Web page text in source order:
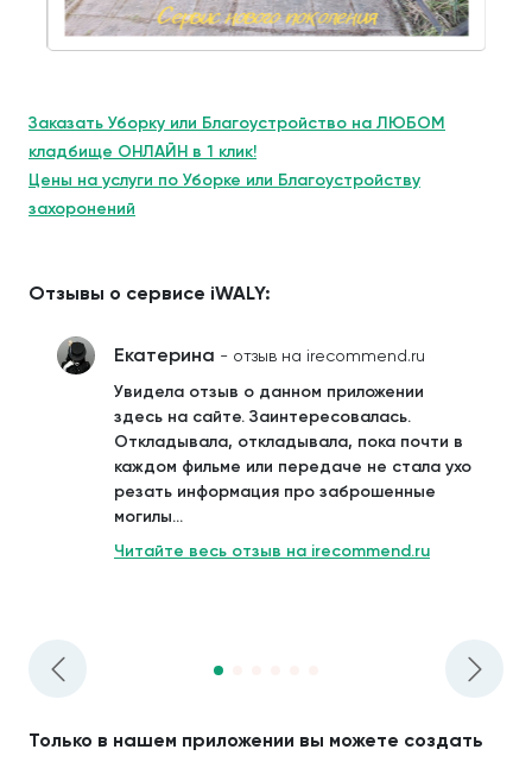
Заказать Уборку или Благоустройство на ЛЮБОМ
кладбище ОНЛАЙН в 1 клик!
Цены на услуги по Уборке или Благоустройству
захоронений
Отзывы о сервисе iWALY:
Екатерина - отзыв на irecommend.ru
Увидела отзыв о данном приложении
здесь на сайте. Заинтересовалась.
Откладывала, откладывала, пока почти в
каждом фильме или передаче не стала ухо
резать информация про заброшенные
могилы...
Читайте весь отзыв на irecommend.ru
Только в нашем приложении вы можете создать